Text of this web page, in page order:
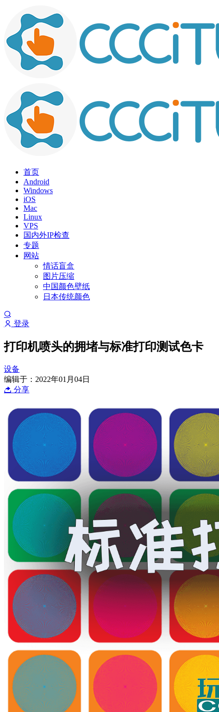
首页
Android
Windows
iOS
Mac
Linux
VPS
国内外IP检查
专题
网站
情话盲盒
图片压缩
中国颜色壁纸
日本传统颜色
登录
打印机喷头的拥堵与标准打印测试色卡
设备
编辑于：2022年01月04日
分享